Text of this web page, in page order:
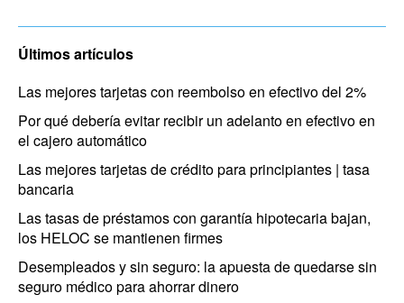
Últimos artículos
Las mejores tarjetas con reembolso en efectivo del 2%
Por qué debería evitar recibir un adelanto en efectivo en
el cajero automático
Las mejores tarjetas de crédito para principiantes | tasa
bancaria
Las tasas de préstamos con garantía hipotecaria bajan,
los HELOC se mantienen firmes
Desempleados y sin seguro: la apuesta de quedarse sin
seguro médico para ahorrar dinero